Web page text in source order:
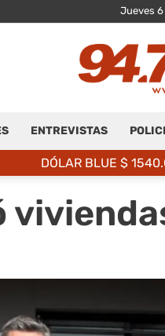
Jueves
ENTREVISTAS
DÓLAR BLUE $